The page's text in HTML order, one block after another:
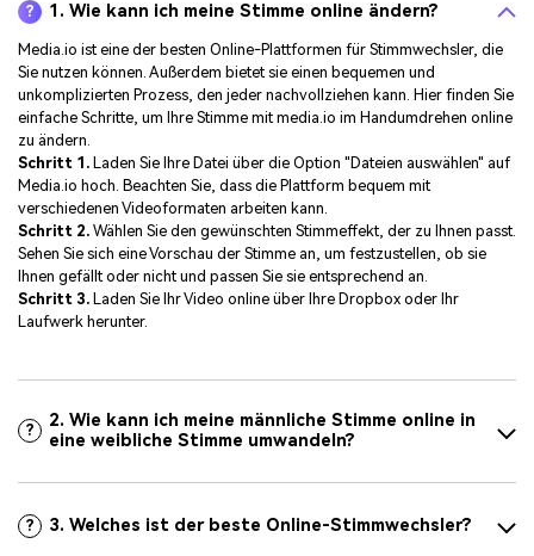
? 1. Wie kann ich meine Stimme online ändern?
Media.io ist eine der besten Online-Plattformen für Stimmwechsler, die
Sie nutzen können. Außerdem bietet sie einen bequemen und
unkomplizierten Prozess, den jeder nachvollziehen kann. Hier finden Sie
einfache Schritte, um Ihre Stimme mit media.io im Handumdrehen online
zu ändern.
Schritt 1. Laden Sie Ihre Datei über die Option "Dateien auswählen" auf
Media.io hoch. Beachten Sie, dass die Plattform bequem mit
verschiedenen Videoformaten arbeiten kann.
Schritt 2. Wählen Sie den gewünschten Stimmeffekt, der zu Ihnen passt.
Sehen Sie sich eine Vorschau der Stimme an, um festzustellen, ob sie
Ihnen gefällt oder nicht und passen Sie sie entsprechend an.
Schritt 3. Laden Sie Ihr Video online über Ihre Dropbox oder Ihr
Laufwerk herunter.
?
2. Wie kann ich meine männliche Stimme online in
eine weibliche Stimme umwandeln?
? 3. Welches ist der beste Online-Stimmwechsler?